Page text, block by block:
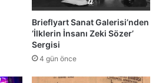
Brieflyart Sanat Galerisi’nden
‘İlklerin İnsanı Zeki Sözer’
Sergisi
4 gün önce